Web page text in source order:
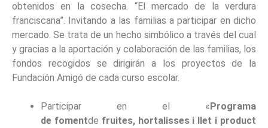
obtenidos en la cosecha. “El mercado de la verdura
franciscana”. Invitando a las familias a participar en dicho
mercado. Se trata de un hecho simbólico a través del cual
y gracias a la aportación y colaboración de las familias, los
fondos recogidos se dirigirán a los proyectos de la
Fundación Amigó de cada curso escolar.
Participar en el « Programa
de fomentde fruites, hortalisses i llet i product